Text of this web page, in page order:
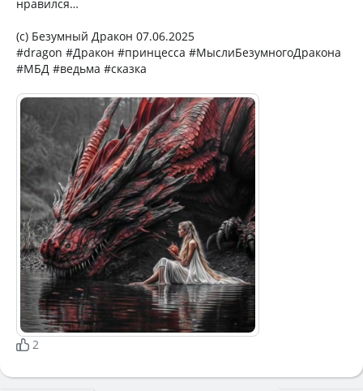
нравился…
(с) Безумный Дракон 07.06.2025
#dragon #Дракон #принцесса #МыслиБезумногоДракона
#МБД #ведьма #сказка
2